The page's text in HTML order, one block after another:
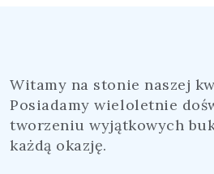
Witamy na stonie naszej
Posiadamy wieloletnie
tworzeniu wyjątkowych
każdą okazję.